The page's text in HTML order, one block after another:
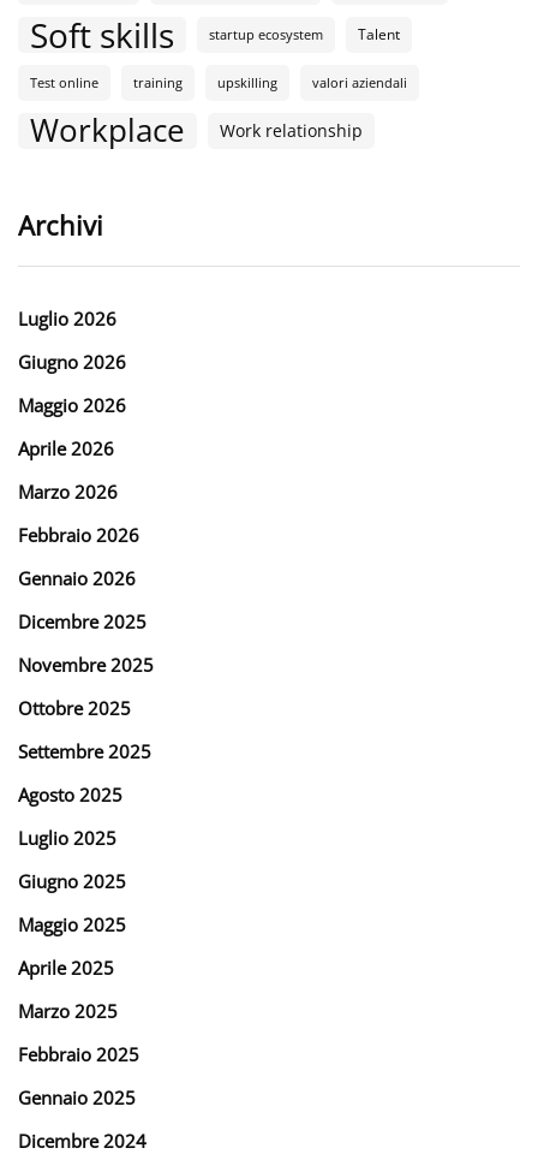
Soft skills startup ecosystem Talent
Test online training upskilling valori aziendali
Workplace Work relationship
Archivi
Luglio 2026
Giugno 2026
Maggio 2026
Aprile 2026
Marzo 2026
Febbraio 2026
Gennaio 2026
Dicembre 2025
Novembre 2025
Ottobre 2025
Settembre 2025
Agosto 2025
Luglio 2025
Giugno 2025
Maggio 2025
Aprile 2025
Marzo 2025
Febbraio 2025
Gennaio 2025
Dicembre 2024